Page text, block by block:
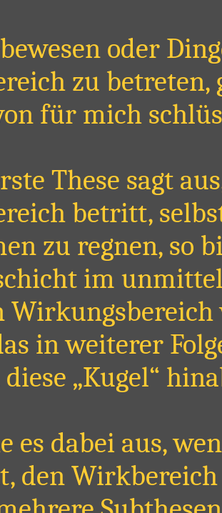
oder
zu betreten,
für mich
These sagt
betritt,
zu regnen, so
im
in weiterer
„Kugel“
es dabei aus,
den